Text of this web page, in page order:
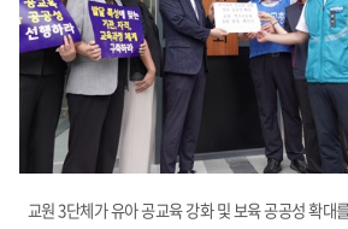
교원 3단체가 유아 공교육 강화 및 보육 공공성 확대